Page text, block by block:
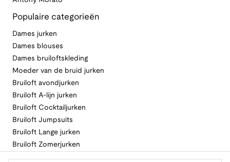
Populaire categorieën
Dames jurken
Dames blouses
Dames bruiloftskleding
Moeder van de bruid jurken
Bruiloft avondjurken
Bruiloft A-lijn jurken
Bruiloft Cocktailjurken
Bruiloft Jumpsuits
Bruiloft Lange jurken
Bruiloft Zomerjurken